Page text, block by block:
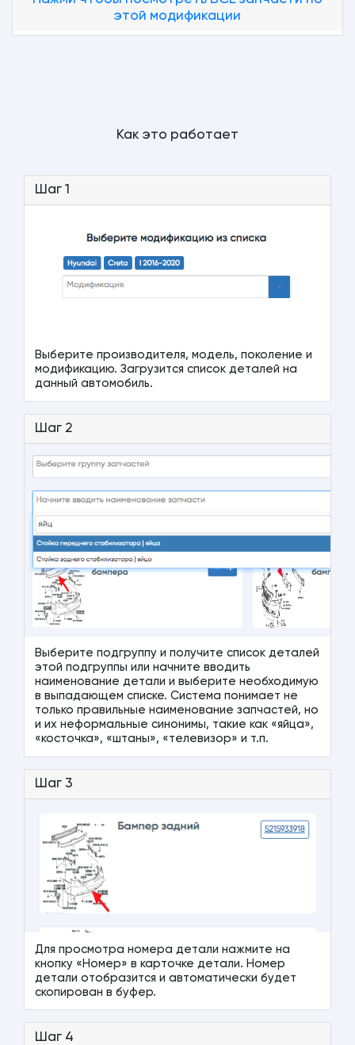
этой модификации
Как это работает
Шаг 1
Выберите производителя, модель, поколение и
модификацию. Загрузится список деталей на
данный автомобиль.
Шаг 2
Выберите подгруппу и получите список деталей
этой подгруппы или начните вводить
наименование детали и выберите необходимую
в выпадающем списке. Система понимает не
только правильные наименование запчастей, но
и их неформальные синонимы, такие как «яйца»,
«косточка», «штаны», «телевизор» и т.п.
Шаг 3
Для просмотра номера детали нажмите на
кнопку «Номер» в карточке детали. Номер
детали отобразится и автоматически будет
скопирован в буфер.
Шаг 4